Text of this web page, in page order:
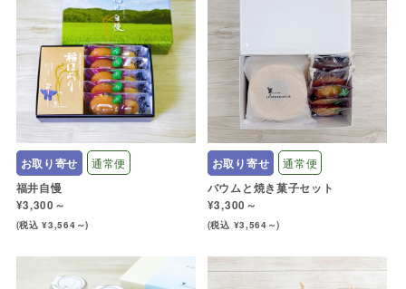
お取り寄せ 通常便
福井自慢
¥3,300～
(税込 ¥3,564～)
お取り寄せ 通常便
バウムと焼き菓子セット
¥3,300～
(税込 ¥3,564～)